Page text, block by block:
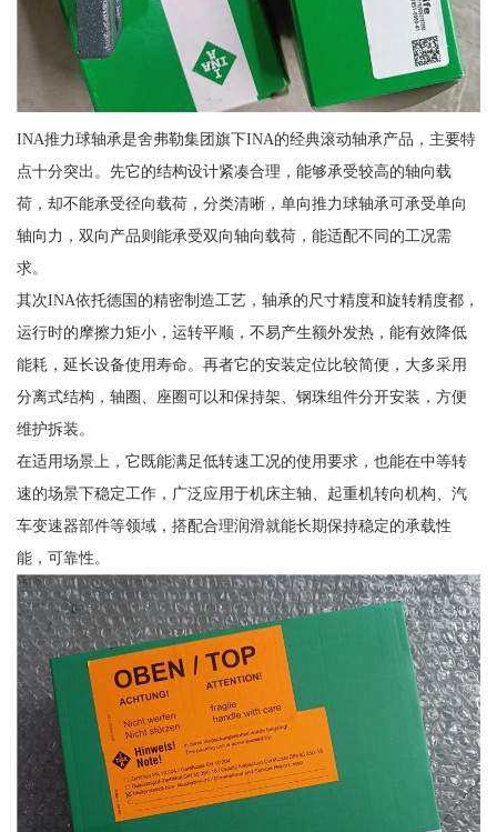
INA推力球轴承是舍弗勒集团旗下INA的经典滚动轴承产品，主要特
点十分突出。先它的结构设计紧凑合理，能够承受较高的轴向载
荷，却不能承受径向载荷，分类清晰，单向推力球轴承可承受单向
轴向力，双向产品则能承受双向轴向载荷，能适配不同的工况需
求。
其次INA依托德国的精密制造工艺，轴承的尺寸精度和旋转精度都，
运行时的摩擦力矩小，运转平顺，不易产生额外发热，能有效降低
能耗，延长设备使用寿命。再者它的安装定位比较简便，大多采用
分离式结构，轴圈、座圈可以和保持架、钢珠组件分开安装，方便
维护拆装。
在适用场景上，它既能满足低转速工况的使用要求，也能在中等转
速的场景下稳定工作，广泛应用于机床主轴、起重机转向机构、汽
车变速器部件等领域，搭配合理润滑就能长期保持稳定的承载性
能，可靠性。